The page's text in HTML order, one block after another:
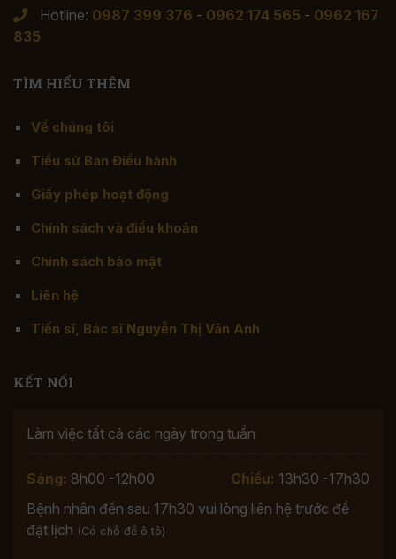
Hotline: 0987 399 376 - 0962 174 565 - 0962 167
835
TÌM HIỂU THÊM
Về chúng tôi
Tiểu sử Ban Điều hành
Giấy phép hoạt động
Chính sách và điều khoản
Chính sách bảo mật
Liên hệ
Tiến sĩ, Bác sĩ Nguyễn Thị Vân Anh
KẾT NỐI
Làm việc tất cả các ngày trong tuần
Sáng: 8h00 -12h00 Chiều: 13h30 -17h30
Bệnh nhân đến sau 17h30 vui lòng liên hệ trước để
đặt lịch (Có chỗ để ô tô)